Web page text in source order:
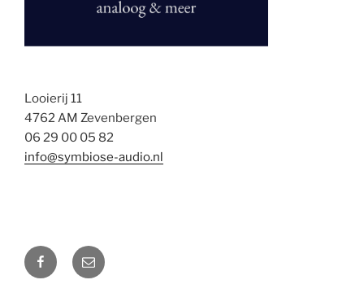
Looierij 11
4762 AM Zevenbergen
06 29 00 05 82
info@symbiose-audio.nl
facebookemail
ons